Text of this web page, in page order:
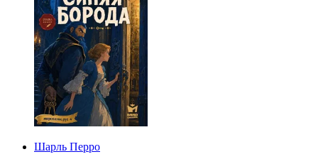
Шарль Перро